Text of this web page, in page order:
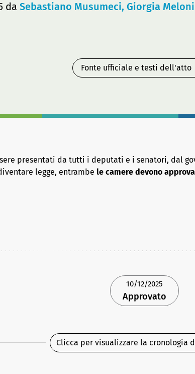
da Sebastiano Musumeci, Giorgia
Fonte ufficiale e testi dell'atto
presentati da tutti i deputati e i senatori, dal
legge, entrambe le camere devono
10/12/2025
Approvato
Clicca per visualizzare la cronologia